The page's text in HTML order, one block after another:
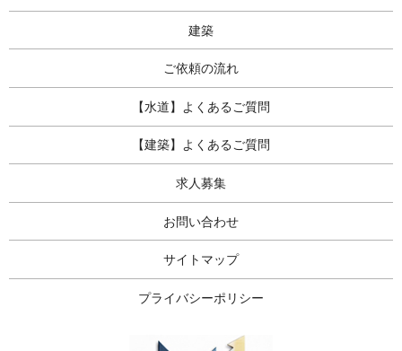
建築
ご依頼の流れ
【水道】よくあるご質問
【建築】よくあるご質問
求人募集
お問い合わせ
サイトマップ
プライバシーポリシー